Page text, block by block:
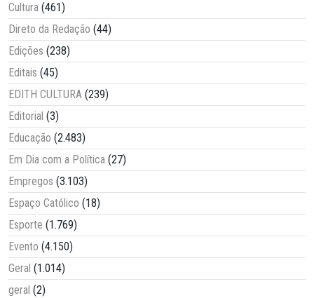
Cultura (461)
Direto da Redação (44)
Edições (238)
Editais (45)
EDITH CULTURA (239)
Editorial (3)
Educação (2.483)
Em Dia com a Política (27)
Empregos (3.103)
Espaço Católico (18)
Esporte (1.769)
Evento (4.150)
Geral (1.014)
geral (2)